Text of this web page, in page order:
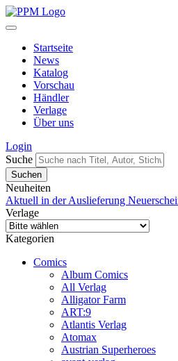
Startseite
News
Katalog
Vorschau
Händler
Verlage
Über uns
Login
Suche
Neuheiten
Aktuell in der Auslieferung
Verlage
Kategorien
Comics
Album Comics
All Verlag
Alligator Farm
ART:9
Atlantis Verlag
Atomax
Austrian Superheroes